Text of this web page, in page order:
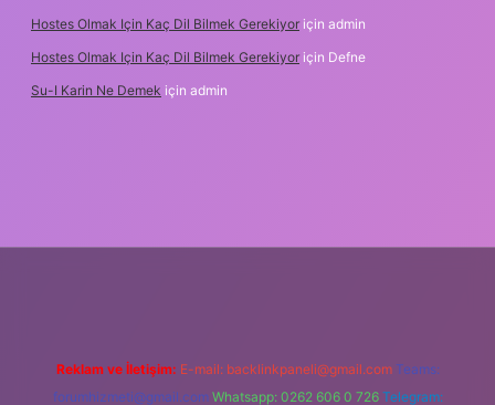
Hostes Olmak Için Kaç Dil Bilmek Gerekiyor için admin
Hostes Olmak Için Kaç Dil Bilmek Gerekiyor için Defne
Su-I Karin Ne Demek için admin
Reklam ve İletişim: E-mail: backlinkpaneli@gmail.com Teams:
forumhizmeti@gmail.com Whatsapp: 0262 606 0 726 Telegram: